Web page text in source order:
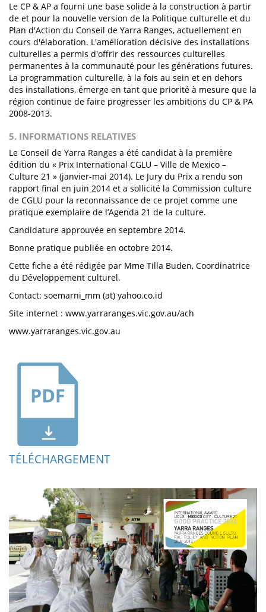
Le CP & AP a fourni une base solide à la construction à partir
de et pour la nouvelle version de la Politique culturelle et du
Plan d'Action du Conseil de Yarra Ranges, actuellement en
cours d'élaboration. L'amélioration décisive des installations
culturelles a permis d'offrir des ressources culturelles
permanentes à la communauté pour les générations futures.
La programmation culturelle, à la fois au sein et en dehors
des installations, émerge en tant que priorité à mesure que la
région continue de faire progresser les ambitions du CP & PA
2008-2013.
5. INFORMATIONS RELATIVES
Le Conseil de Yarra Ranges a été candidat à la première
édition du « Prix International CGLU – Ville de Mexico –
Culture 21 » (janvier-mai 2014). Le Jury du Prix a rendu son
rapport final en juin 2014 et a sollicité la Commission culture
de CGLU pour la reconnaissance de ce projet comme une
pratique exemplaire de l’Agenda 21 de la culture.
Candidature approuvée en septembre 2014.
Bonne pratique publiée en octobre 2014.
Cette fiche a été rédigée par Mme Tilla Buden, Coordinatrice
du Développement culturel.
Contact: soemarni_mm (at) yahoo.co.id
Site internet : www.yarraranges.vic.gov.au/ach
www.yarraranges.vic.gov.au
TÉLÉCHARGEMENT